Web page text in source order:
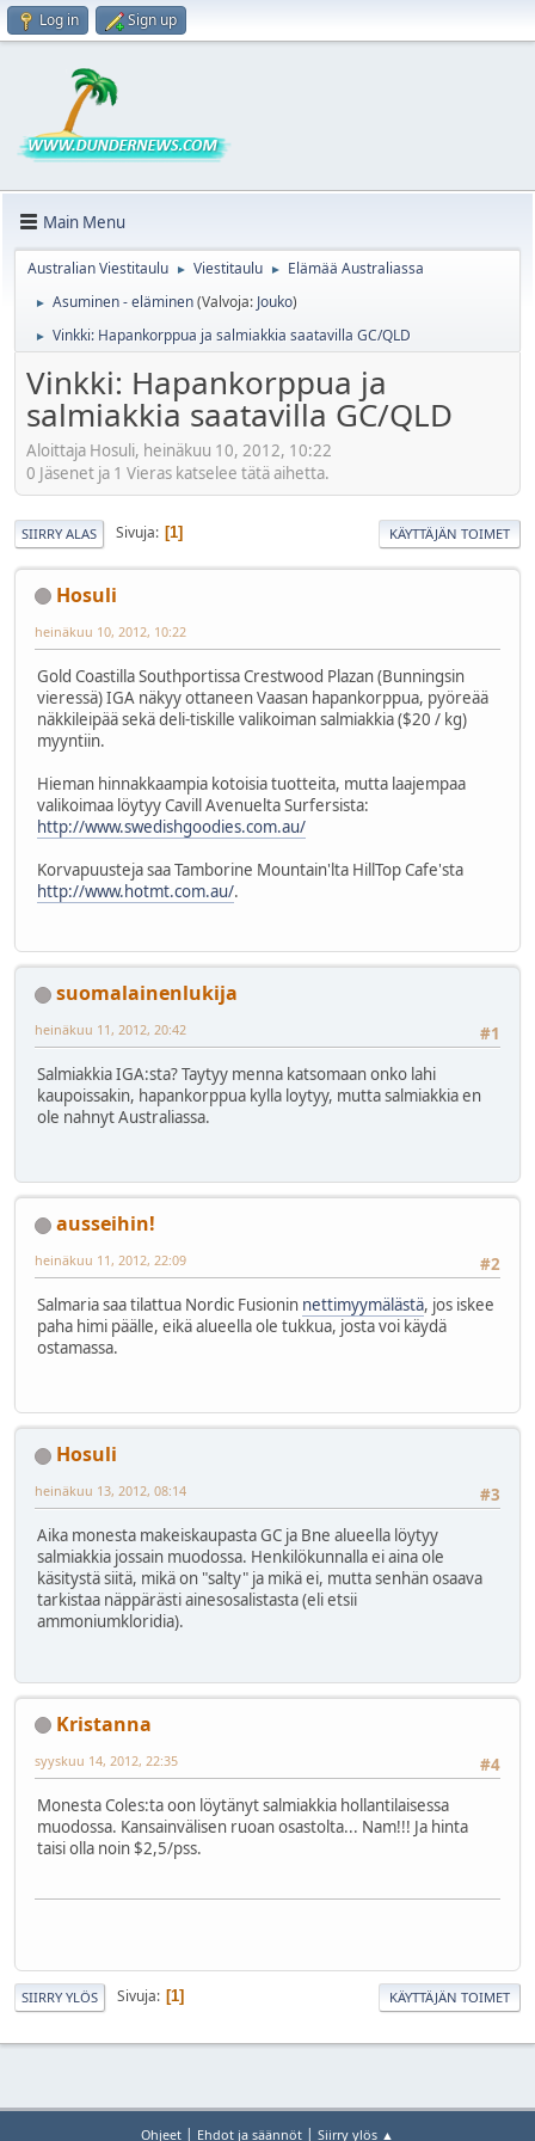
Log in Sign up
Main Menu
Australian Viestitaulu ► Viestitaulu ► Elämää Australiassa
► Asuminen - eläminen(Valvoja: Jouko)
► Vinkki: Hapankorppua ja salmiakkia saatavilla GC/QLD
Vinkki: Hapankorppua ja
salmiakkia saatavilla GC/QLD
Aloittaja Hosuli, heinäkuu 10, 2012, 10:22
0 Jäsenet ja 1 Vieras katselee tätä aihetta.
SIIRRY ALAS Sivuja 1 KÄYTTÄJÄN TOIMET
Hosuli
heinäkuu 10, 2012, 10:22
Gold Coastilla Southportissa Crestwood Plazan (Bunningsin
vieressä) IGA näkyy ottaneen Vaasan hapankorppua, pyöreää
näkkileipää sekä deli-tiskille valikoiman salmiakkia ($20 / kg)
myyntiin.
Hieman hinnakkaampia kotoisia tuotteita, mutta laajempaa
valikoimaa löytyy Cavill Avenuelta Surfersista:
http://www.swedishgoodies.com.au/
Korvapuusteja saa Tamborine Mountain'lta HillTop Cafe'sta
http://www.hotmt.com.au/.
suomalainenlukija
#1
heinäkuu 11, 2012, 20:42
Salmiakkia IGA:sta? Taytyy menna katsomaan onko lahi
kaupoissakin, hapankorppua kylla loytyy, mutta salmiakkia en
ole nahnyt Australiassa.
ausseihin!
#2
heinäkuu 11, 2012, 22:09
Salmaria saa tilattua Nordic Fusionin nettimyymälästä, jos iskee
paha himi päälle, eikä alueella ole tukkua, josta voi käydä
ostamassa.
Hosuli
#3
heinäkuu 13, 2012, 08:14
Aika monesta makeiskaupasta GC ja Bne alueella löytyy
salmiakkia jossain muodossa. Henkilökunnalla ei aina ole
käsitystä siitä, mikä on "salty" ja mikä ei, mutta senhän osaava
tarkistaa näppärästi ainesosalistasta (eli etsii
ammoniumkloridia).
Kristanna
#4
syyskuu 14, 2012, 22:35
Monesta Coles:ta oon löytänyt salmiakkia hollantilaisessa
muodossa. Kansainvälisen ruoan osastolta... Nam!!! Ja hinta
taisi olla noin $2,5/pss.
SIIRRY YLÖS Sivuja 1 KÄYTTÄJÄN TOIMET
Ohjeet | Ehdot ja säännöt | Siirry ylös ▲